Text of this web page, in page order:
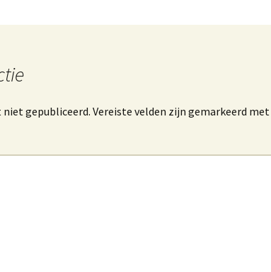
gepubliceerd. Vereiste velden zijn gemarkeerd met